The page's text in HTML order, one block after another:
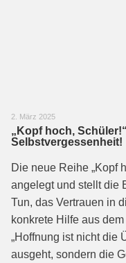
2. März 2025
„Kopf hoch,
Selbstvergessenheit!
Die neue Reihe „Kopf
angelegt und stellt die
Tun, das Vertrauen in
konkrete Hilfe aus
„Hoffnung ist nicht die
ausgeht, sondern die